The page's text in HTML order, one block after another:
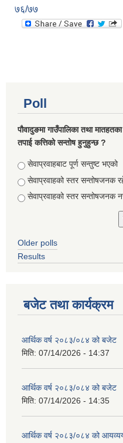
७६/७७
Poll
पौवादुङमा गाउँपालिका तथा
तपाई कत्तिको सन्तोष हुनुहुन्छ ?
Choices
सेवाप्रवाहबाट पूर्ण सन्तुष्ट भएको
सेवाप्रवाहको स्तर सन्तोषजनक
सेवाप्रवाहको स्तर सन्तोषजनक
Older polls
Results
बजेट तथा कार्यक्रम
आर्थिक वर्ष २०८३/०८४ को बजेट
मिति: 07/14/2026 - 14:37
आर्थिक वर्ष २०८३/०८४ को बजेट
मिति: 07/14/2026 - 14:35
आर्थिक वर्ष २०८३/०८४ को